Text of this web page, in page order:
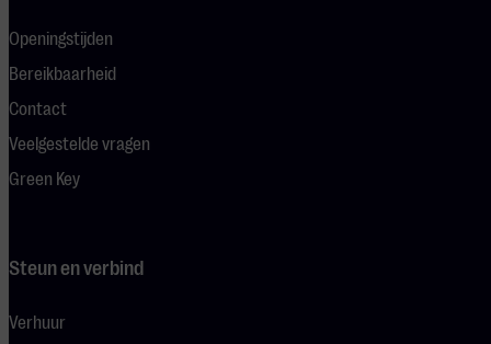
Openingstijden
Bereikbaarheid
Contact
Veelgestelde vragen
Green Key
Steun en verbind
Verhuur